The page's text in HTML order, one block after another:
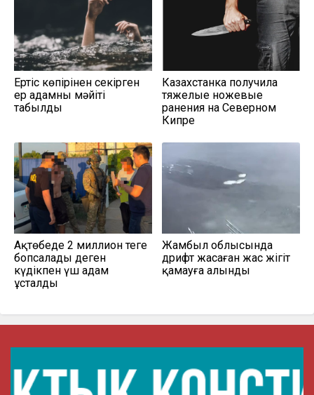
Ертіс көпірінен секірген
ер адамның мәйіті
табылды
Казахстанка получила
тяжелые ножевые
ранения на Северном
Кипре
Ақтөбеде 2 миллион теңге
бопсалады деген
күдікпен үш адам
ұсталды
Жамбыл облысында
дрифт жасаған жас жігіт
қамауға алынды